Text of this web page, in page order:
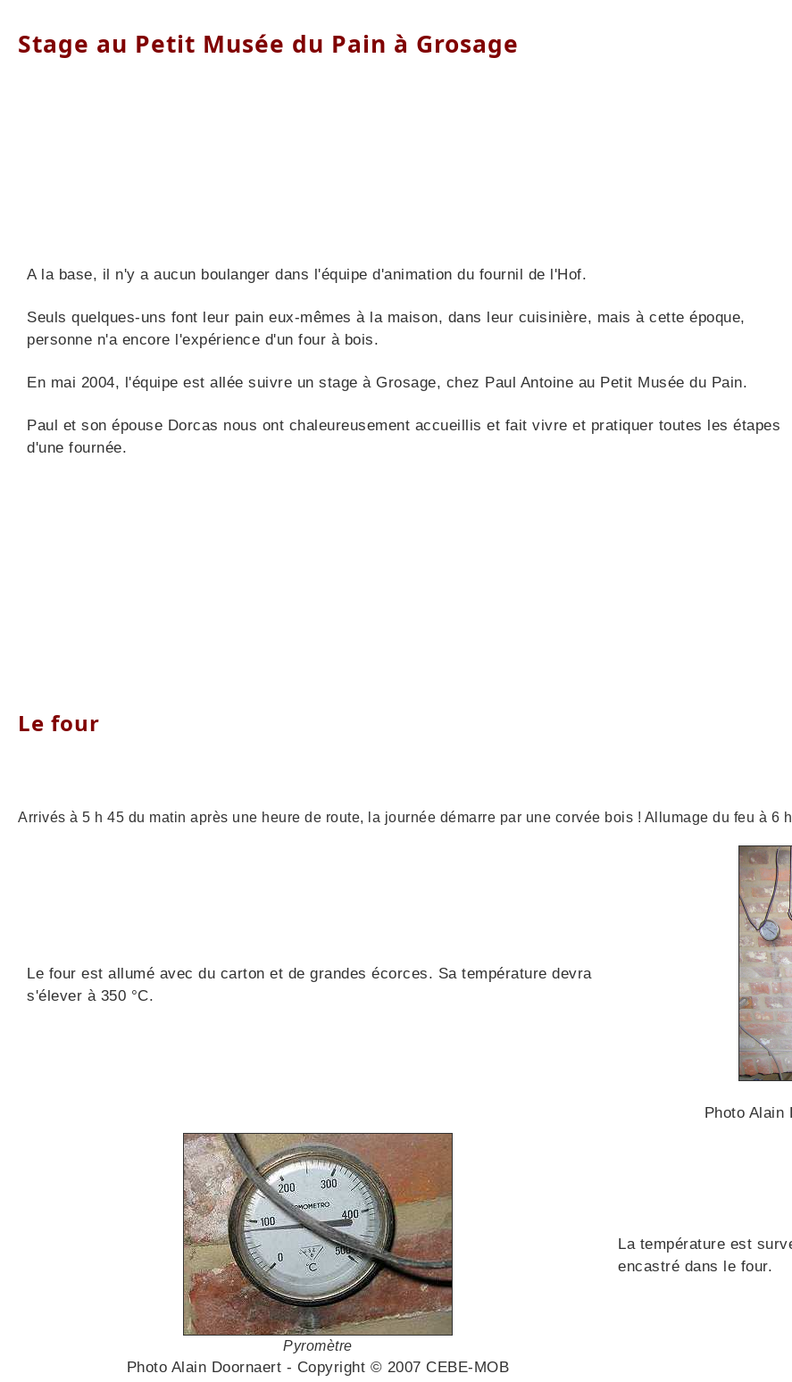
Stage au Petit Musée du Pain à Grosage
A la base, il n'y a aucun boulanger dans l'équipe d'animation du fournil de l'Hof.
Seuls quelques-uns font leur pain eux-mêmes à la maison, dans leur cuisinière, mais à cette époque,
personne n'a encore l'expérience d'un four à bois.
En mai 2004, l'équipe est allée suivre un stage à Grosage, chez Paul Antoine au Petit Musée du Pain.
Paul et son épouse Dorcas nous ont chaleureusement accueillis et fait vivre et pratiquer toutes les étapes
d'une fournée.
Le four
Arrivés à 5 h 45 du matin après une heure de route, la journée démarre par une corvée bois ! Allumage du feu à 6
Le four est allumé avec du carton et de grandes écorces. Sa température devra
s'élever à 350 °C.
Photo Alain
Pyromètre
Photo Alain Doornaert - Copyright © 2007 CEBE-MOB
La température est
encastré dans le four.